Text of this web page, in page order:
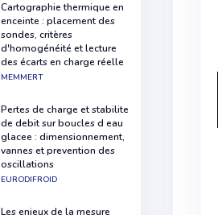
Cartographie thermique en
enceinte : placement des
sondes, critères
d'homogénéité et lecture
des écarts en charge réelle
MEMMERT
Pertes de charge et stabilite
de debit sur boucles d eau
glacee : dimensionnement,
vannes et prevention des
oscillations
EURODIFROID
Les enjeux de la mesure